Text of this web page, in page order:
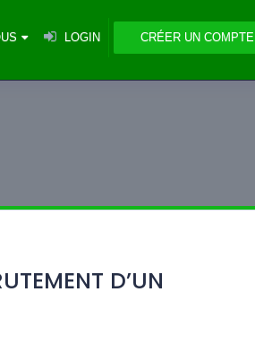
LOGIN CRÉER UN COMPTE
D’UN